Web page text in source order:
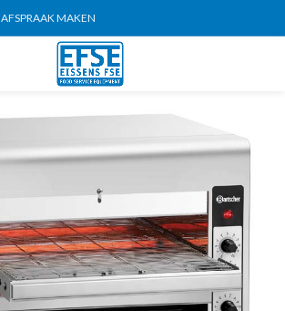
AFSPRAAK MAKEN